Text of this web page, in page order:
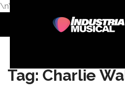
\n\n
Tag: Charlie